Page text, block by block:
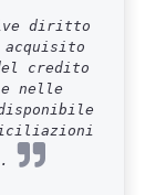
diritto
credito
nelle